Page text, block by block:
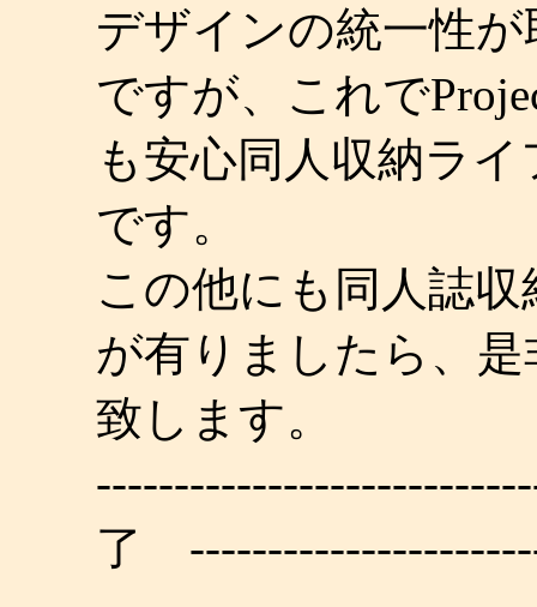
デザインの統一性
ですが、これで
も安心同人収納ラ
です。
この他にも同人誌
が有りましたら、
致します。
了